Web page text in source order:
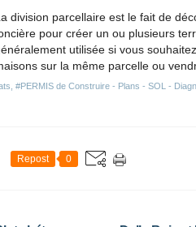
#PERMIS de Construire - Plans - SOL -
division parcellaire est le fait de
pour créer un ou plusieurs
utilisée si vous
sur la même parcelle ou
Repost 0